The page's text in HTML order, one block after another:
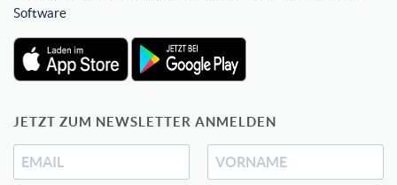
Software
JETZT ZUM NEWSLETTER ANMELDEN